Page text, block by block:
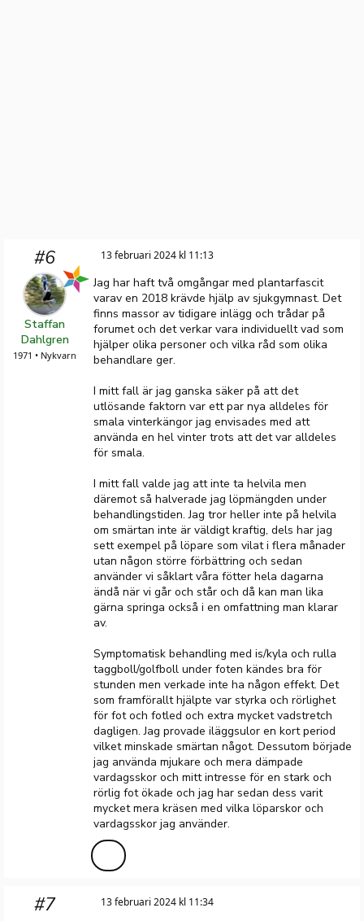
#6
Staffan
Dahlgren
1971 • Nykvarn
13 februari 2024 kl 11:13
Jag har haft två omgångar med plantarfascit
varav en 2018 krävde hjälp av sjukgymnast. Det
finns massor av tidigare inlägg och trådar på
forumet och det verkar vara individuellt vad som
hjälper olika personer och vilka råd som olika
behandlare ger.
I mitt fall är jag ganska säker på att det
utlösande faktorn var ett par nya alldeles för
smala vinterkängor jag envisades med att
använda en hel vinter trots att det var alldeles
för smala.
I mitt fall valde jag att inte ta helvila men
däremot så halverade jag löpmängden under
behandlingstiden. Jag tror heller inte på helvila
om smärtan inte är väldigt kraftig, dels har jag
sett exempel på löpare som vilat i flera månader
utan någon större förbättring och sedan
använder vi såklart våra fötter hela dagarna
ändå när vi går och står och då kan man lika
gärna springa också i en omfattning man klarar
av.
Symptomatisk behandling med is/kyla och rulla
taggboll/golfboll under foten kändes bra för
stunden men verkade inte ha någon effekt. Det
som framförallt hjälpte var styrka och rörlighet
för fot och fotled och extra mycket vadstretch
dagligen. Jag provade iläggsulor en kort period
vilket minskade smärtan något. Dessutom började
jag använda mjukare och mera dämpade
vardagsskor och mitt intresse för en stark och
rörlig fot ökade och jag har sedan dess varit
mycket mera kräsen med vilka löparskor och
vardagsskor jag använder.
#7 13 februari 2024 kl 11:34